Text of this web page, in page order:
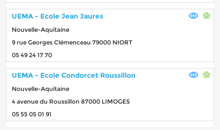
UEMA - Ecole Jean Jaures
Nouvelle-Aquitaine
9 rue Georges Clémenceau 79000 NIORT
05 49 24 17 70
UEMA - Ecole Condorcet Roussillon
Nouvelle-Aquitaine
4 avenue du Roussillon 87000 LIMOGES
05 55 05 01 91